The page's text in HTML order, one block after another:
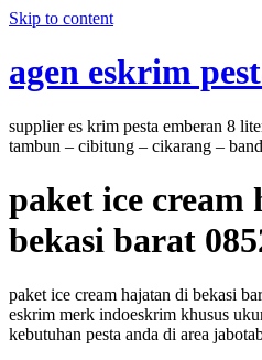
Skip to content
agen eskrim
supplier es krim pesta emberan 8
tambun – cibitung – cikarang –
paket ice cream
bekasi barat
paket ice cream hajatan di bekasi
eskrim merk indoeskrim khusus
kebutuhan pesta anda di area